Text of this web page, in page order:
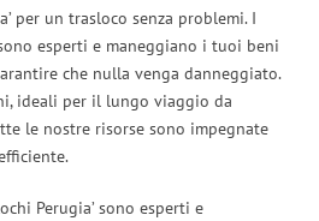
per un trasloco senza problemi. I
esperti e maneggiano i tuoi beni
che nulla venga danneggiato.
ideali per il lungo viaggio da
le nostre risorse sono impegnate
Perugia’ sono esperti e